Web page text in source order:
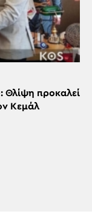
Θλίψη προκαλεί
Κεμάλ